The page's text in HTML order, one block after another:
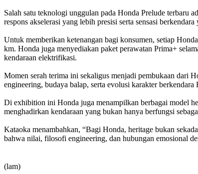
Salah satu teknologi unggulan pada Honda Prelude terbaru
respons akselerasi yang lebih presisi serta sensasi
Untuk memberikan ketenangan bagi konsumen, setiap
km. Honda juga menyediakan paket perawatan Prima+
kendaraan elektrifikasi.
Momen serah terima ini sekaligus menjadi pembukaan dari
engineering, budaya balap, serta evolusi karakter berkendara
Di exhibition ini Honda juga menampilkan berbagai model
menghadirkan kendaraan yang bukan hanya berfungsi
Kataoka menambahkan, “Bagi Honda, heritage bukan
bahwa nilai, filosofi engineering, dan hubungan emosional
(lam)